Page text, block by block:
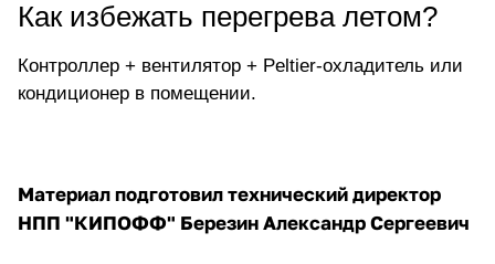
Как избежать перегрева летом?
Контроллер + вентилятор + Peltier-охладитель или
кондиционер в помещении.
Материал подготовил технический директор
НПП "КИПОФФ" Березин Александр Сергеевич